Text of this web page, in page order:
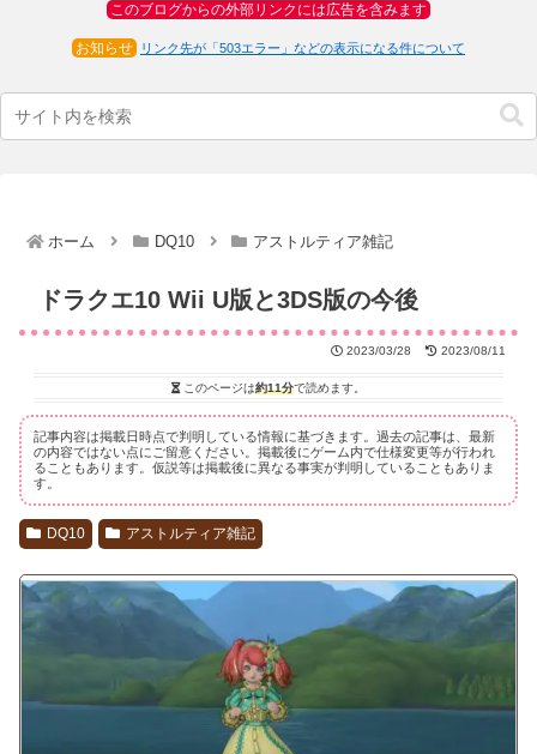
このブログからの外部リンクには広告を含みます
お知らせ リンク先が「503エラー」などの表示になる件について
ホーム DQ10 アストルティア雑記
ドラクエ10 Wii U版と3DS版の今後
2023/03/28 2023/08/11
このページは約11分で読めます。
記事内容は掲載日時点で判明している情報に基づきます。過去の記事は、最新
の内容ではない点にご留意ください。掲載後にゲーム内で仕様変更等が行われ
ることもあります。仮説等は掲載後に異なる事実が判明していることもありま
す。
DQ10 アストルティア雑記